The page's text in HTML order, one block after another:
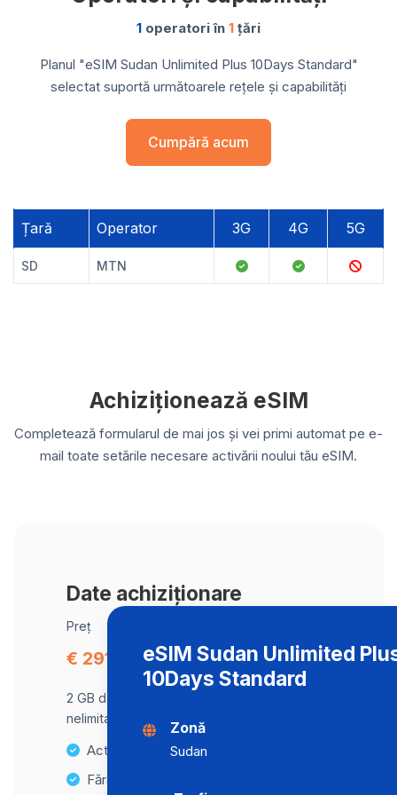
1 operatori în 1 țări
Planul "eSIM Sudan Unlimited Plus 10Days Standard"
selectat suportă următoarele rețele și capabilități
Cumpără acum
Țară Operator 3G 4G 5G
SD MTN
Achiziționează eSIM
Completează formularul de mai jos și vei primi automat pe e-
mail toate setările necesare activării noului tău eSIM.
Date achiziționare
Preț
€ 291.63
2 GB de date la viteză maximă, apoi trafic
nelimitat la o viteză de 2 Mbps .
Activare instantanee
Fără taxe ascunse
eSIM Sudan Unlimited
10Days Standard
Zonă
Sudan